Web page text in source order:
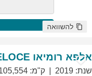
להשוואה
אלפא רומיאו
שנת:
2019 ק"מ: